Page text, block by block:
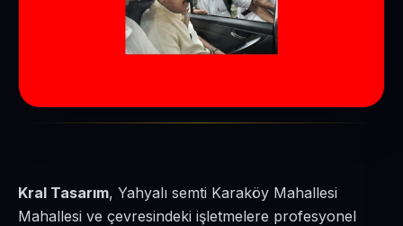
Kral Tasarım, Yahyalı semti Karaköy Mahallesi
Mahallesi ve çevresindeki işletmelere profesyonel